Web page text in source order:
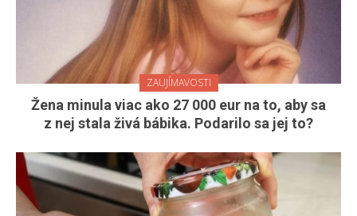
ZAUJÍMAVOSTI
Žena minula viac ako 27 000 eur na to, aby sa
z nej stala živá bábika. Podarilo sa jej to?